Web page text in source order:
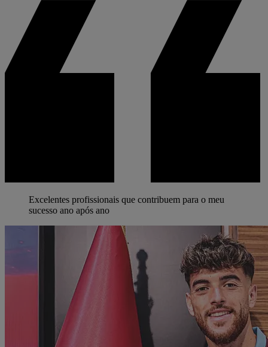
Excelentes profissionais que contribuem para o meu
sucesso ano após ano